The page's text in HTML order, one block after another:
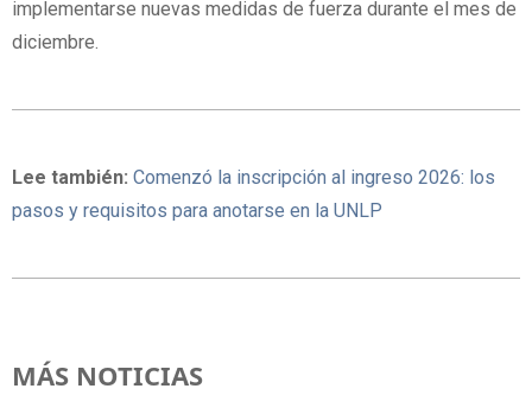
implementarse nuevas medidas de fuerza durante el mes de
diciembre.
Lee también: Comenzó la inscripción al ingreso 2026: los
pasos y requisitos para anotarse en la UNLP
MÁS NOTICIAS